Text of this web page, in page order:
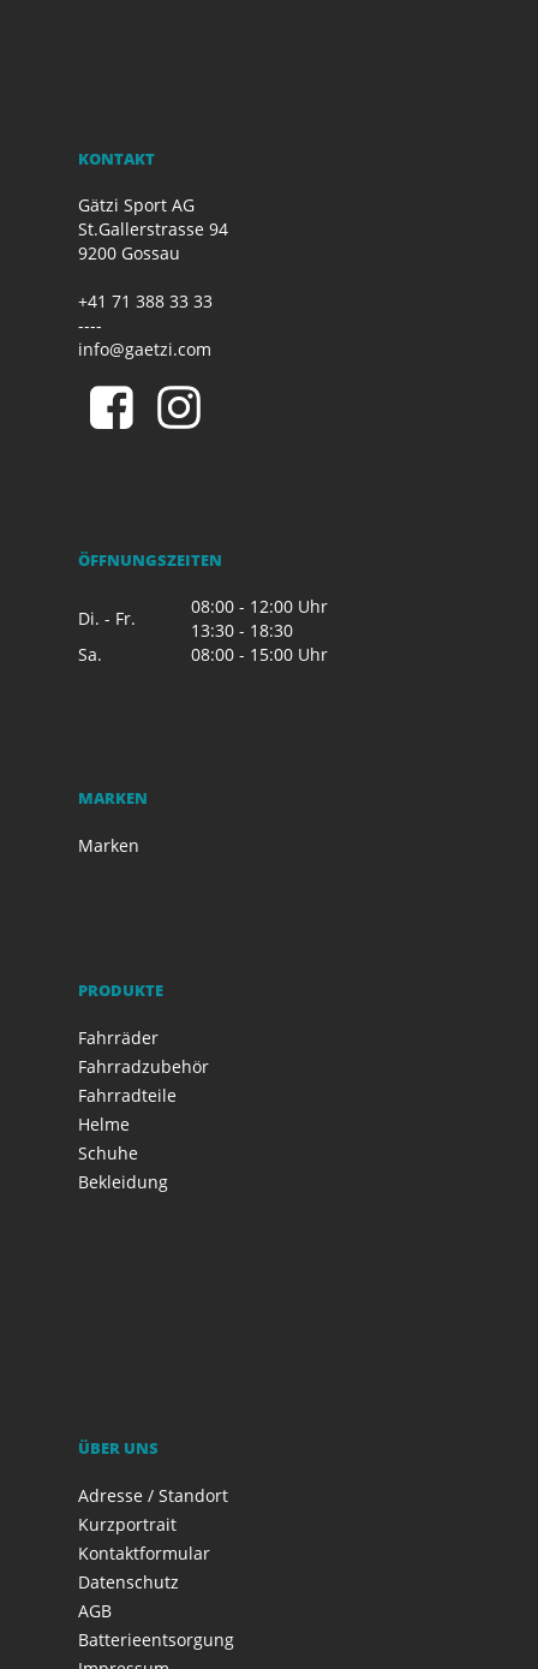
KONTAKT
Gätzi Sport AG
St.Gallerstrasse 94
9200 Gossau
+41 71 388 33 33
----
info@gaetzi.com
ÖFFNUNGSZEITEN
Di. - Fr.
08:00 - 12:00 Uhr
13:30 - 18:30
Sa.
08:00 - 15:00 Uhr
MARKEN
Marken
PRODUKTE
Fahrräder
Fahrradzubehör
Fahrradteile
Helme
Schuhe
Bekleidung
ÜBER UNS
Adresse / Standort
Kurzportrait
Kontaktformular
Datenschutz
AGB
Batterieentsorgung